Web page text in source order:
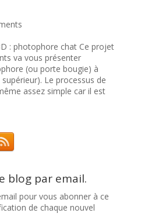
: photophore chat Ce projet
va vous présenter
(ou porte bougie) à
Le processus de
assez simple car il est
blog par email.
pour vous abonner à ce
de chaque nouvel